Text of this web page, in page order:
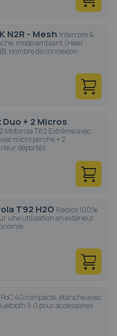
N2R - Mesh Intercom &
mode ambiant (Hear
nombre de connexion
+ 2 Micros
Motorola T82 Extrême avec
micro perche + 2
déportés
T92 H2O Radios 100%
une utilisation en extérieur.
4G compacte, étanche avec
5.0 pour accessoires